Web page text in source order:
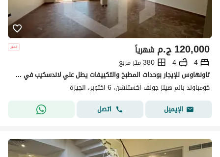
ج.م120,000 شهرياً
4
4
380 متر مربع
تاونهاوس للإيجار بوحدات المطبخ والتكييفات يطل علي لاندسكيب في جولف إكستنشن, بالم هيلز, مدينة 6 أكتوبر . . . . . . . . . . . . . . . . . .
كومباوند بالم هيلز جولف اكستنشن، 6 اكتوبر، الجيزة
الإيميل
اتصل